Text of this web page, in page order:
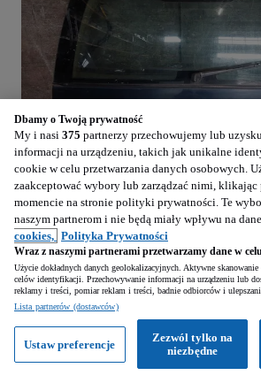
KONTO PREMIUM
KLAPA BAGAŻNIKA VOLVO V70 I
Wyróżnione
Ostrołęka (Mazowieckie)
Dbamy o Twoją prywatność
My i nasi 375 partnerzy przechowujemy lub
informacji na urządzeniu, takich jak unikalne
cookie w celu przetwarzania danych osobowych.
zaakceptować wybory lub zarządzać nimi,
momencie na stronie polityki prywatności. Te
naszym partnerom i nie będą miały wpływu na
cookies, Polityka Prywatności
Wraz z naszymi partnerami przetwarzamy dane w
Użycie dokładnych danych geolokalizacyjnych. Aktywne
celów identyfikacji. Przechowywanie informacji na urządzeniu lub
reklamy i treści, pomiar reklam i treści, badnie odbiorców i
Lista partnerów (dostawców)
Zezwól tylko na
niezbędne
Ustaw preferencje